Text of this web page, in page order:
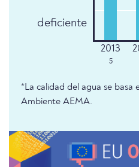
deficiente
5
*La calidad del agua se
Ambiente AEMA.